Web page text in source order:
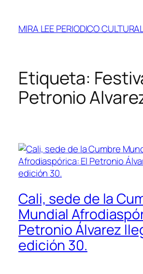
contenido
MIRA LEE PERIODICO
Etiqueta:
Petronio
Cali, sede de la
Mundial
Petronio Álvarez
edición 30.